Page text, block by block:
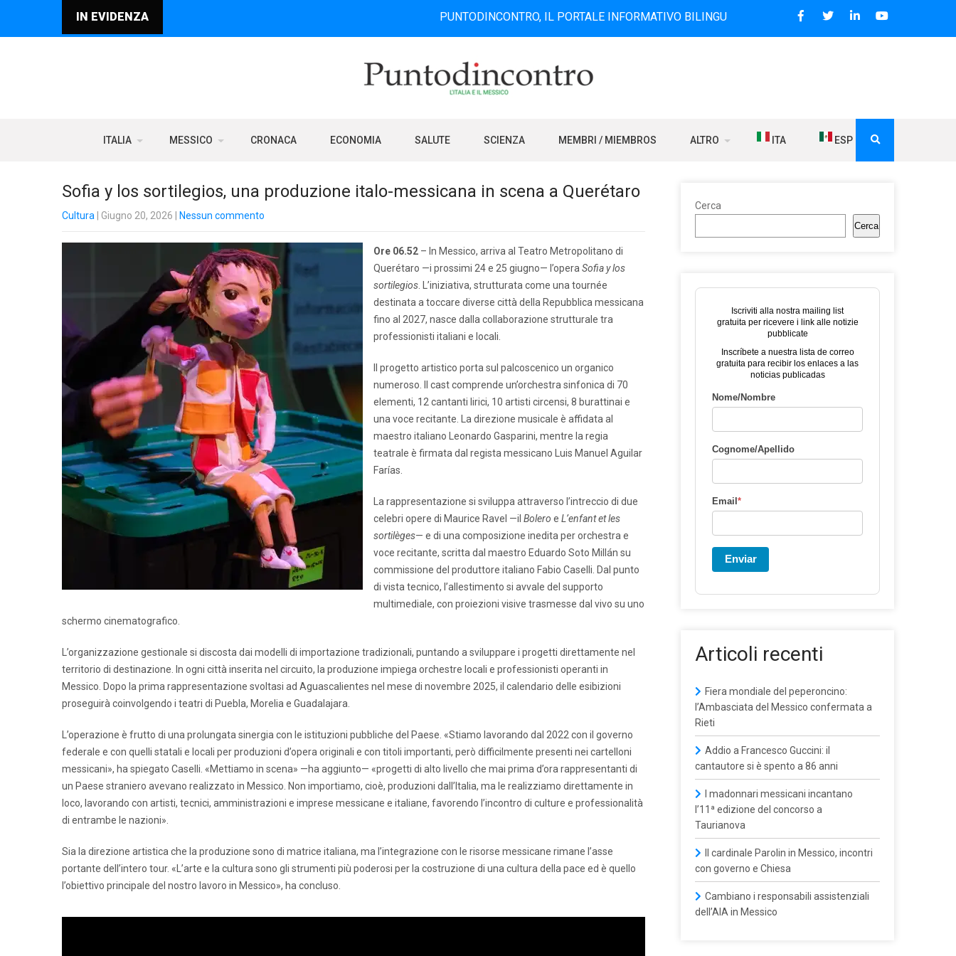
IN EVIDENZA PUNTODINCONTRO, IL PORTALE INFORMATIVO BILINGUE CHE DAL 2006 DIFFONDE NOTIZIE SUI RAPPORTI
ITALIA MESSICO CRONACA ECONOMIA SALUTE SCIENZA MEMBRI / MIEMBROS ALTRO ITA ESP
Sofia y los sortilegios, una produzione italo-messicana in scena a Querétaro
Cultura | Giugno 20, 2026 Nessun commento
Ore 06.52 – In Messico, arriva al Teatro Metropolitano di
Querétaro —i prossimi 24 e 25 giugno— l’opera Sofia y los
sortilegios . L’iniziativa, strutturata come una tournée
destinata a toccare diverse città della Repubblica messicana
fino al 2027, nasce dalla collaborazione strutturale tra
professionisti italiani e locali.
Il progetto artistico porta sul palcoscenico un organico
numeroso. Il cast comprende un’orchestra sinfonica di 70
elementi, 12 cantanti lirici, 10 artisti circensi, 8 burattinai e
una voce recitante. La direzione musicale è affidata al
maestro italiano Leonardo Gasparini, mentre la regia
teatrale è firmata dal regista messicano Luis Manuel Aguilar
Farías.
La rappresentazione si sviluppa attraverso l’intreccio di due
celebri opere di Maurice Ravel —il Bolero e L’enfant et les
sortilèges— e di una composizione inedita per orchestra e
voce recitante, scritta dal maestro Eduardo Soto Millán su
commissione del produttore italiano Fabio Caselli. Dal punto
di vista tecnico, l’allestimento si avvale del supporto
multimediale, con proiezioni visive trasmesse dal vivo su uno
schermo cinematografico.
L’organizzazione gestionale si discosta dai modelli di importazione tradizionali, puntando a sviluppare i progetti direttamente nel
territorio di destinazione. In ogni città inserita nel circuito, la produzione impiega orchestre locali e professionisti operanti in
Messico. Dopo la prima rappresentazione svoltasi ad Aguascalientes nel mese di novembre 2025, il calendario delle esibizioni
proseguirà coinvolgendo i teatri di Puebla, Morelia e Guadalajara.
L’operazione è frutto di una prolungata sinergia con le istituzioni pubbliche del Paese. «Stiamo lavorando dal 2022 con il governo
federale e con quelli statali e locali per produzioni d’opera originali e con titoli importanti, però difficilmente presenti nei cartelloni
messicani», ha spiegato Caselli. «Mettiamo in scena» —ha aggiunto— «progetti di alto livello che mai prima d’ora rappresentanti di
un Paese straniero avevano realizzato in Messico. Non importiamo, cioè, produzioni dall’Italia, ma le realizziamo direttamente in
loco, lavorando con artisti, tecnici, amministrazioni e imprese messicane e italiane, favorendo l’incontro di culture e professionalità
di entrambe le nazioni».
Sia la direzione artistica che la produzione sono di matrice italiana, ma l’integrazione con le risorse messicane rimane l’asse
portante dell’intero tour. «L’arte e la cultura sono gli strumenti più poderosi per la costruzione di una cultura della pace ed è quello
l’obiettivo principale del nostro lavoro in Messico», ha concluso.
Cerca
Cerca
Iscriviti alla nostra mailing list
gratuita per ricevere i link alle notizie
pubblicate
Inscríbete a nuestra lista de correo
gratuita para recibir los enlaces a las
noticias publicadas
Nome/Nombre
Cognome/Apellido
Email *
Enviar
Articoli recenti
Fiera mondiale del peperoncino:
l’Ambasciata del Messico confermata a
Rieti
Addio a Francesco Guccini: il
cantautore si è spento a 86 anni
I madonnari messicani incantano
l’11ª edizione del concorso a
Taurianova
Il cardinale Parolin in Messico, incontri
con governo e Chiesa
Cambiano i responsabili assistenziali
dell’AIA in Messico